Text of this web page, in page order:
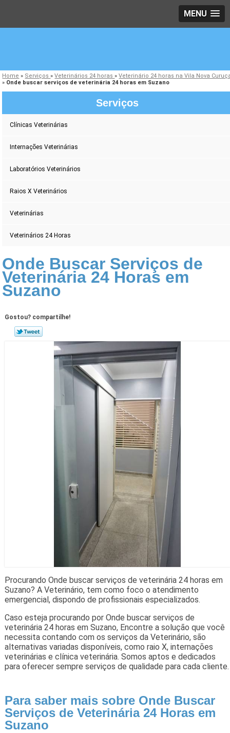
MENU
Home » Serviços»Veterinários 24 horas»Veterinário 24 horas na Vila Nova
» Onde buscar serviços de veterinária 24 horas em Suzano
Serviços
Clínicas Veterinárias
Internações Veterinárias
Laboratórios Veterinários
Raios X Veterinários
Veterinárias
Veterinários 24 Horas
Onde Buscar Serviços de
Veterinária 24 Horas em
Suzano
Gostou? compartilhe!
Procurando Onde buscar serviços de veterinária 24 horas em
Suzano? A Veterinário, tem como foco o atendimento
emergencial, dispondo de profissionais especializados.
Caso esteja procurando por Onde buscar serviços de
veterinária 24 horas em Suzano, Encontre a solução que você
necessita contando com os serviços da Veterinário, são
alternativas variadas disponíveis, como raio X, internações
veterinárias e clínica veterinária. Somos aptos e dedicados
para oferecer sempre serviços de qualidade para cada cliente.
Para saber mais sobre Onde Buscar
Serviços de Veterinária 24 Horas em
Suzano